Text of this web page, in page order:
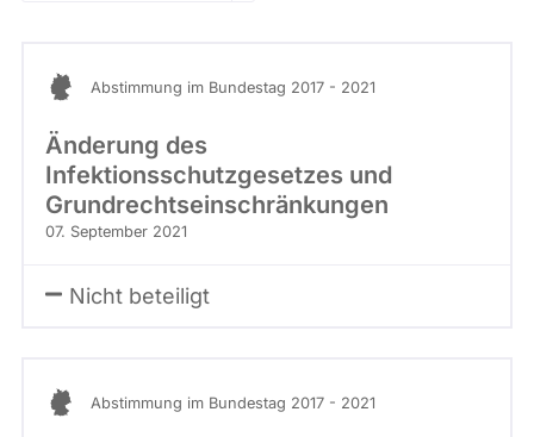
werden
nicht
Abstimmung im Bundestag 2017 - 2021
Änderung des
Infektionsschutzgesetzes und
Grundrechtseinschränkungen
07. September 2021
Nicht beteiligt
Abstimmung im Bundestag 2017 - 2021